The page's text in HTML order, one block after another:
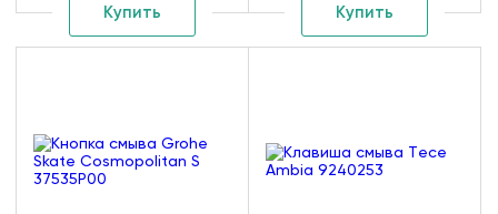
Купить Купить